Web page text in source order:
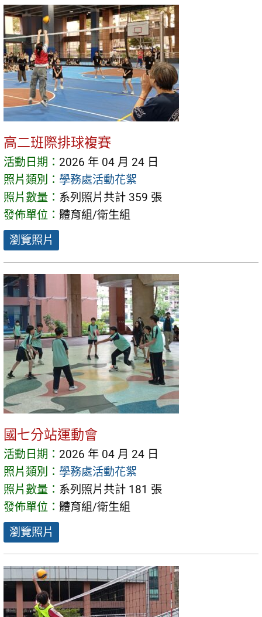
高二班際排球複賽
活動日期： 2026 年 04 月 24 日
照片類別： 學務處活動花絮
照片數量： 系列照片共計 359 張
發佈單位： 體育組/衛生組
瀏覽照片
國七分站運動會
活動日期： 2026 年 04 月 24 日
照片類別： 學務處活動花絮
照片數量： 系列照片共計 181 張
發佈單位： 體育組/衛生組
瀏覽照片